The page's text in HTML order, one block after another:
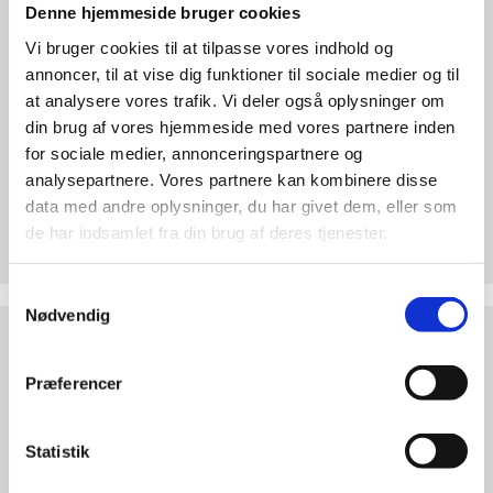
Denne hjemmeside bruger cookies
Vi bruger cookies til at tilpasse vores indhold og
annoncer, til at vise dig funktioner til sociale medier og til
at analysere vores trafik. Vi deler også oplysninger om
din brug af vores hjemmeside med vores partnere inden
for sociale medier, annonceringspartnere og
analysepartnere. Vores partnere kan kombinere disse
data med andre oplysninger, du har givet dem, eller som
de har indsamlet fra din brug af deres tjenester.
Nødvendig
Præferencer
Statistik
abort
2.7:
Pro
Life
internationalt
2.8:
Nyhedsbrev
3.0:
Nyheder
4.0:
Webshop
Test dine argumenter
Hvorfor er abort forkert? Find overbevisende
argumenter. Bliv klogere på den etiske debat!
Abortdebat